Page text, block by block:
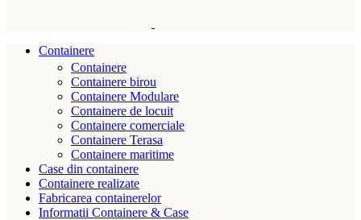
Containere
Containere
Containere birou
Containere Modulare
Containere de locuit
Containere comerciale
Containere Terasa
Containere maritime
Case din containere
Containere realizate
Fabricarea containerelor
Informatii Containere & Case